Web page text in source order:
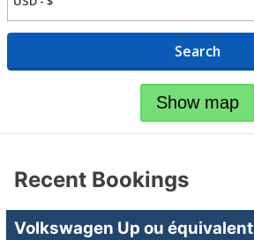
Search
Show map
Recent Bookings
Volkswagen Up ou équivalent